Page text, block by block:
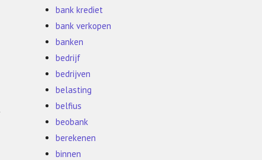
bank krediet
bank verkopen
banken
bedrijf
bedrijven
belasting
belfius
beobank
berekenen
binnen